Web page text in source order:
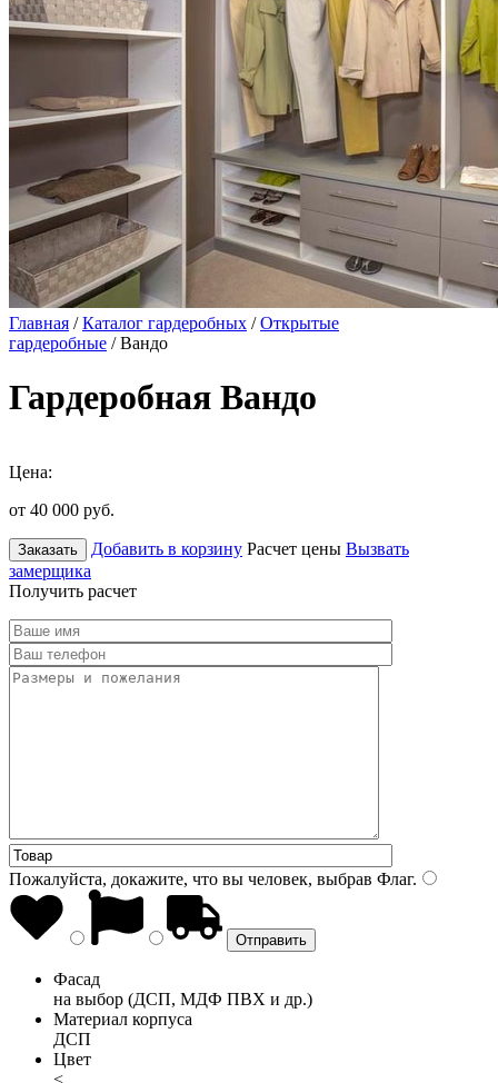
Главная /Каталог гардеробных /Открытые
гардеробные / Вандо
Гардеробная Вандо
Цена:
от 40 000 руб.
Заказать Добавить в корзину Расчет цены Вызвать
замерщика
Получить расчет
Пожалуйста, докажите, что вы человек, выбрав Флаг.
Фасад
на выбор (ДСП, МДФ ПВХ и др.)
Материал корпуса
ДСП
Цвет
<